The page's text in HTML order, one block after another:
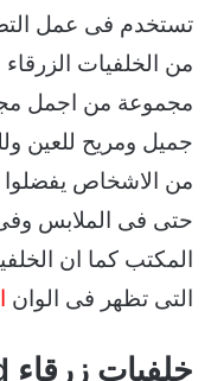
تستخدم فى عمل
من الخلفيات
مجموعة من اجمل
جميل ومريح للعين
من الاشخاص يفضلوا
حتى فى الملابس
المكتب كما ان
التى تظهر فى الوان